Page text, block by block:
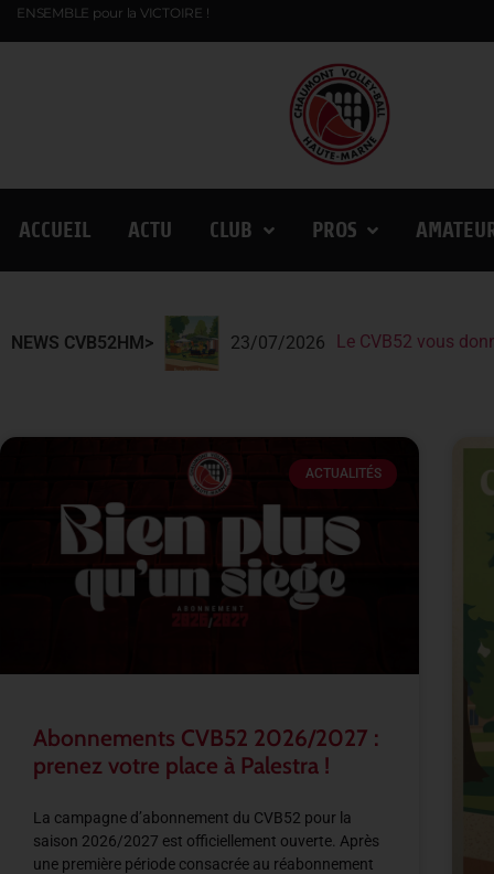
ENSEMBLE pour la VICTOIRE !
ACCUEIL ACTU CLUB PROS
NEWS CVB52HM> 23/07/2026
13/07/2026 L
Lindqvist et la
ACTUALITÉS
Abonnements CVB52 2026/2027 :
prenez votre place à Palestra !
La campagne d’abonnement du CVB52 pour la
saison 2026/2027 est officiellement ouverte. Après
une première période consacrée au réabonnement